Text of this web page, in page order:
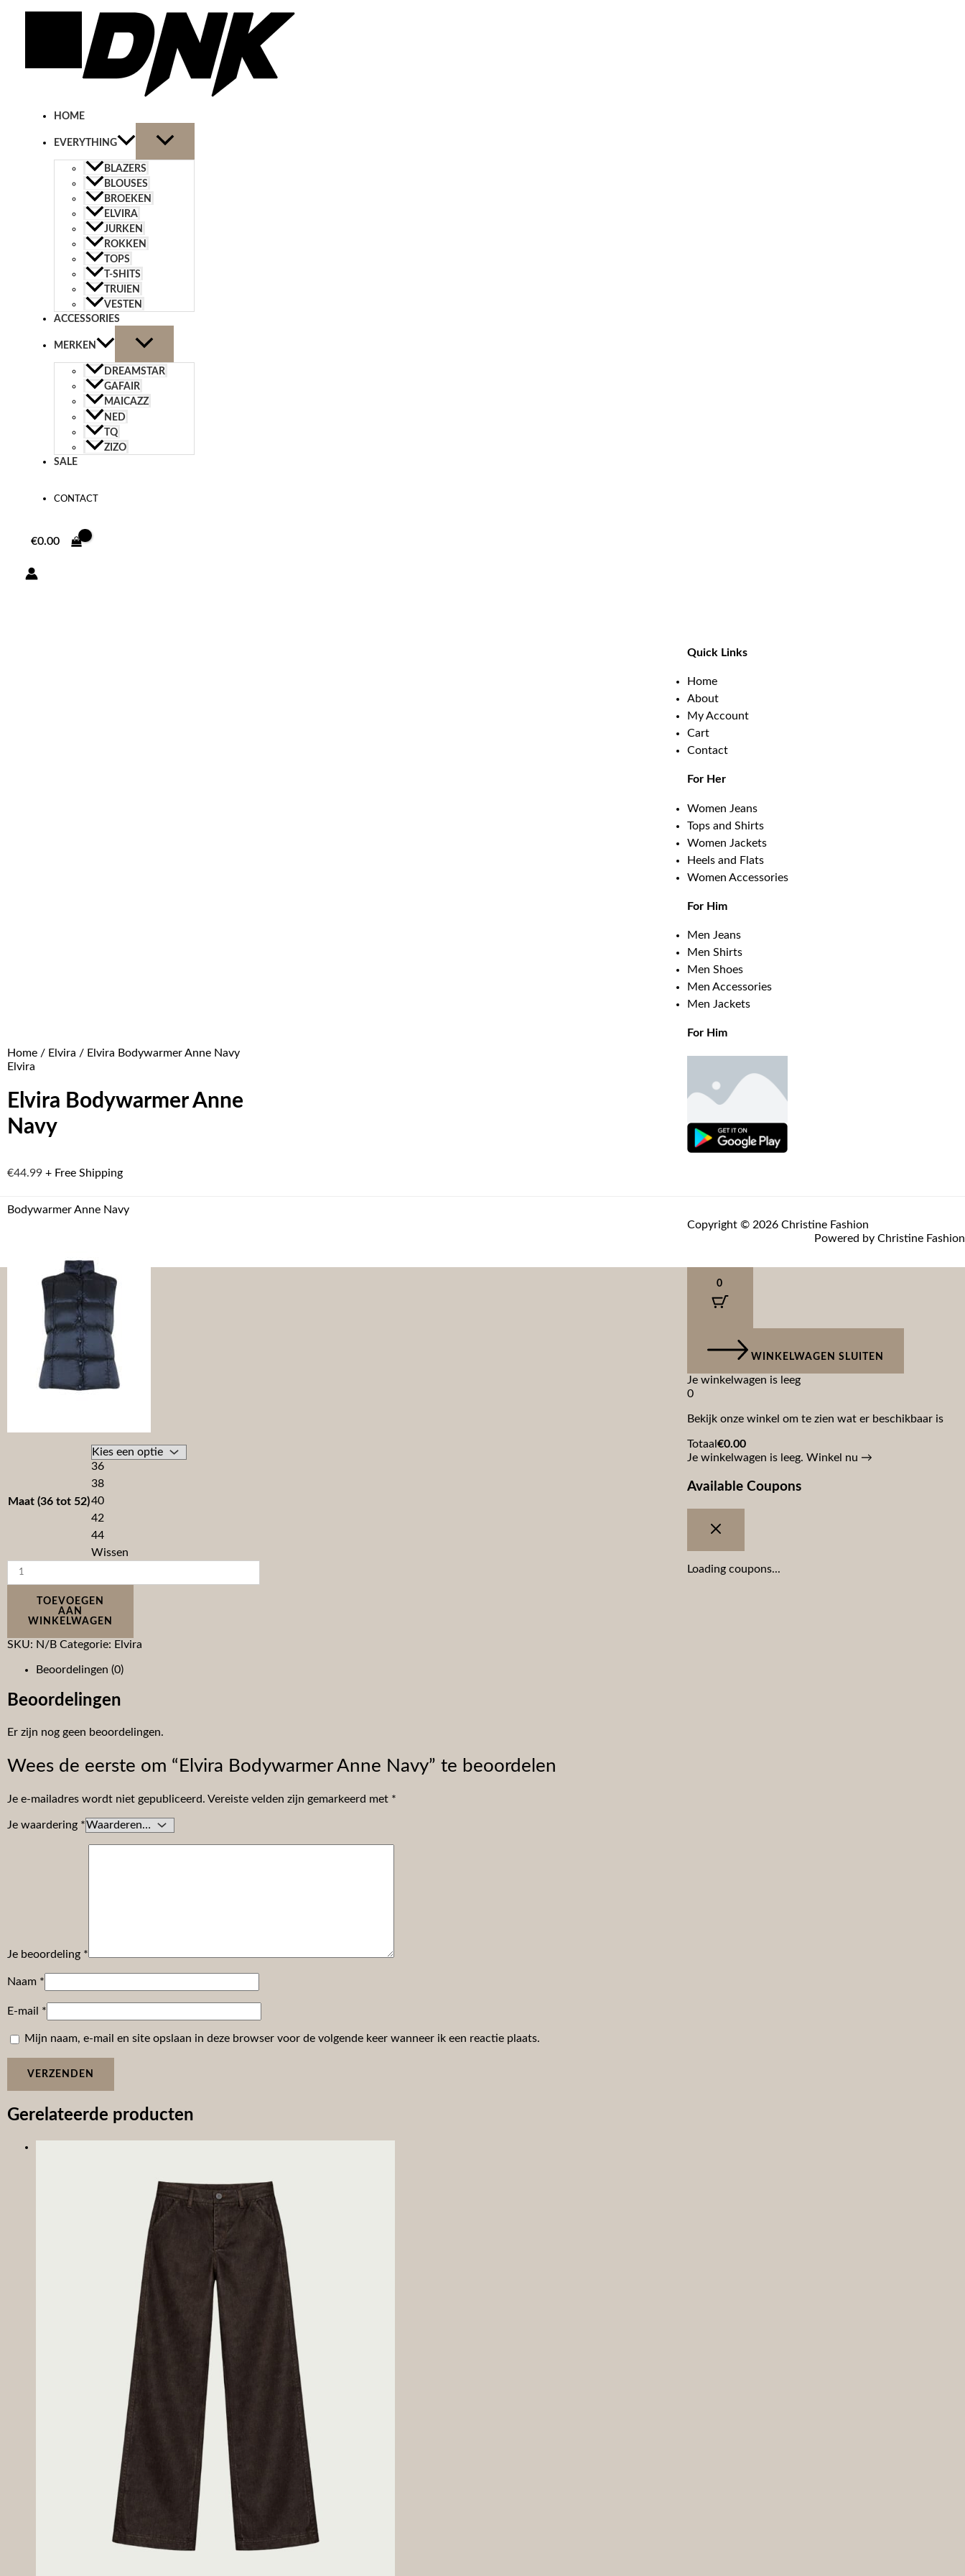
HOME
EVERYTHING
BLAZERS
BLOUSES
BROEKEN
ELVIRA
JURKEN
ROKKEN
TOPS
T-SHITS
TRUIEN
VESTEN
ACCESSORIES
MERKEN
DREAMSTAR
GAFAIR
MAICAZZ
NED
TQ
ZIZO
SALE
CONTACT
€0.00
Home / Elvira / Elvira Bodywarmer Anne Navy
Elvira
Elvira Bodywarmer Anne
Navy
€44.99 + Free Shipping
Bodywarmer Anne Navy
Maat (36 tot 52)
36
38
40
42
44
Wissen
TOEVOEGEN
AAN
WINKELWAGEN
SKU: N/B Categorie: Elvira
Beoordelingen (0)
Beoordelingen
Er zijn nog geen beoordelingen.
Wees de eerste om “Elvira Bodywarmer Anne Navy” te beoordelen
Je e-mailadres wordt niet gepubliceerd. Vereiste velden zijn gemarkeerd met *
Je waardering *
Je beoordeling *
Naam *
E-mail *
Mijn naam, e-mail en site opslaan in deze browser voor de volgende keer wanneer ik een reactie plaats.
Gerelateerde producten
Quick Links
Home
About
My Account
Cart
Contact
For Her
Women Jeans
Tops and Shirts
Women Jackets
Heels and Flats
Women Accessories
For Him
Men Jeans
Men Shirts
Men Shoes
Men Accessories
Men Jackets
For Him
Copyright © 2026 Christine Fashion
Powered by Christine Fashion
0
WINKELWAGEN SLUITEN
Je winkelwagen is leeg
0
Bekijk onze winkel om te zien wat er beschikbaar is
Totaal €0.00
Je winkelwagen is leeg. Winkel nu →
Available Coupons
Loading coupons...